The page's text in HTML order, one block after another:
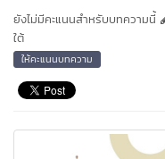
ยังไม่มีคะแนนสำหรับบทความนี้
ใต้
ให้คะแนนบทความ